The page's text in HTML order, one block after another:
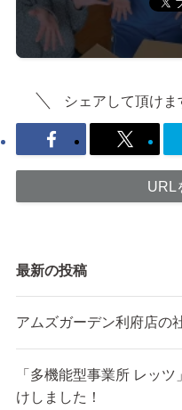
シェアして頂けま
URL
最新の投稿
アムズガーデン利府店の
「多機能型事業所 レッ
けしました！